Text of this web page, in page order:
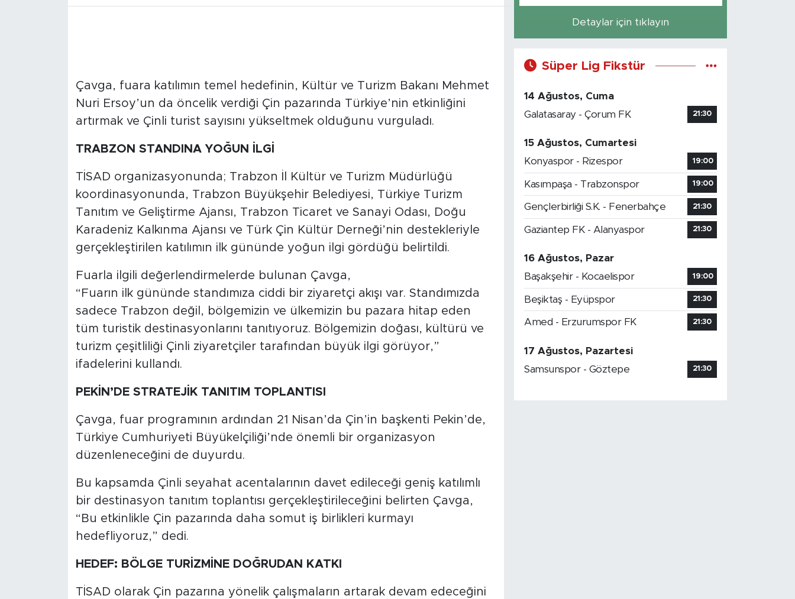
Çavga, fuara katılımın temel hedefinin, Kültür ve Turizm Bakanı Mehmet
Nuri Ersoy’un da öncelik verdiği Çin pazarında Türkiye’nin etkinliğini
artırmak ve Çinli turist sayısını yükseltmek olduğunu vurguladı.
TRABZON STANDINA YOĞUN İLGİ
TİSAD organizasyonunda; Trabzon İl Kültür ve Turizm Müdürlüğü
koordinasyonunda, Trabzon Büyükşehir Belediyesi, Türkiye Turizm
Tanıtım ve Geliştirme Ajansı, Trabzon Ticaret ve Sanayi Odası, Doğu
Karadeniz Kalkınma Ajansı ve Türk Çin Kültür Derneği’nin destekleriyle
gerçekleştirilen katılımın ilk gününde yoğun ilgi gördüğü belirtildi.
Fuarla ilgili değerlendirmelerde bulunan Çavga,
“Fuarın ilk gününde standımıza ciddi bir ziyaretçi akışı var. Standımızda
sadece Trabzon değil, bölgemizin ve ülkemizin bu pazara hitap eden
tüm turistik destinasyonlarını tanıtıyoruz. Bölgemizin doğası, kültürü ve
turizm çeşitliliği Çinli ziyaretçiler tarafından büyük ilgi görüyor,”
ifadelerini kullandı.
PEKİN’DE STRATEJİK TANITIM TOPLANTISI
Çavga, fuar programının ardından 21 Nisan’da Çin’in başkenti Pekin’de,
Türkiye Cumhuriyeti Büyükelçiliği’nde önemli bir organizasyon
düzenleneceğini de duyurdu.
Bu kapsamda Çinli seyahat acentalarının davet edileceği geniş katılımlı
bir destinasyon tanıtım toplantısı gerçekleştirileceğini belirten Çavga,
“Bu etkinlikle Çin pazarında daha somut iş birlikleri kurmayı
hedefliyoruz,” dedi.
HEDEF: BÖLGE TURİZMİNE DOĞRUDAN KATKI
TİSAD olarak Çin pazarına yönelik çalışmaların artarak devam edeceğini
Detaylar için tıklayın
Süper Lig Fikstür
14 Ağustos, Cuma
Galatasaray - Çorum FK
21:30
15 Ağustos, Cumartesi
Konyaspor - Rizespor
19:00
Kasımpaşa - Trabzonspor 19:00
Gençlerbirliği S.K. - Fenerbahçe 21:30
Gaziantep FK - Alanyaspor 21:30
16 Ağustos, Pazar
Başakşehir - Kocaelispor
19:00
Beşiktaş - Eyüpspor 21:30
Amed - Erzurumspor FK 21:30
17 Ağustos, Pazartesi
Samsunspor - Göztepe
21:30